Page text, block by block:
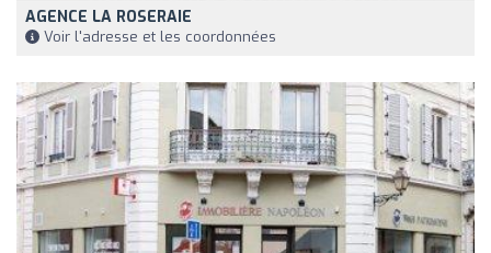
AGENCE LA ROSERAIE
Voir l'adresse et les coordonnées